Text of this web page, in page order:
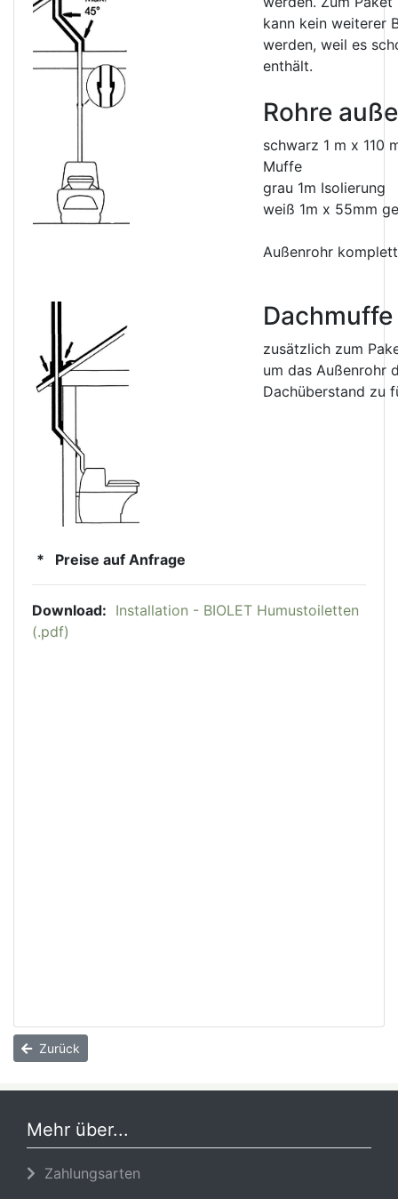
kann kein weiterer
werden, weil es
enthält.
Rohre
schwarz 1 m x 110
Muffe
grau 1m Isolierung
weiß 1m x 55mm
Außenrohr komplett
zusätzlich zum
um das Außenrohr
Dachüberstand zu
* Preise auf Anfrage
Download: Installation - BIOLET Humustoiletten
(.pdf)
Zurück
Mehr über...
Zahlungsarten